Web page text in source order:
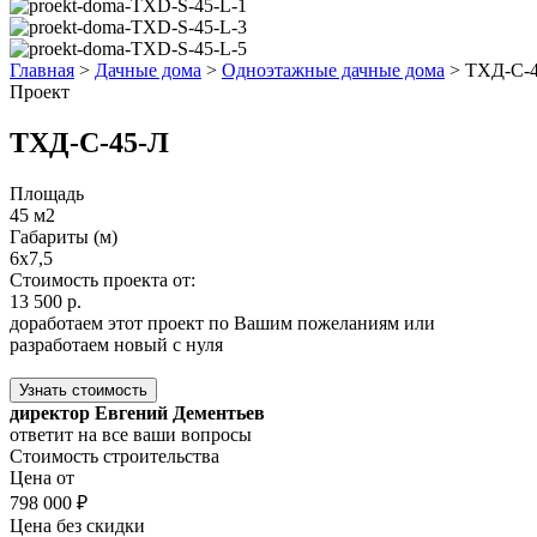
Главная > Дачные дома > Одноэтажные дачные дома > ТХД-С-
Проект
ТХД-С-45-Л
Площадь
45 м2
Габариты (м)
6x7,5
Стоимость проекта от:
13 500 р.
доработаем этот проект по Вашим пожеланиям или
разработаем новый с нуля
Узнать стоимость
директор Евгений Дементьев
ответит на все ваши вопросы
Стоимость строительства
Цена от
798 000 ₽
Цена без скидки